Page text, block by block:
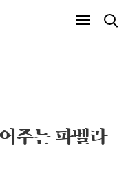
주는 파벨라